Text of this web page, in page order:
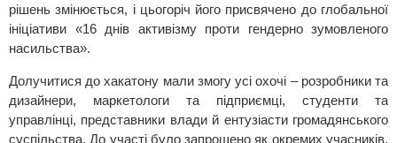
рішень змінюється, і цьогоріч його присвячено до глобальної
ініціативи «16 днів активізму проти гендерно зумовленого
насильства».
Долучитися до хакатону мали змогу усі охочі – розробники та
дизайнери, маркетологи та підприємці, студенти та
управлінці, представники влади й ентузіасти громадянського
суспільства. До участі було запрошено як окремих учасників,